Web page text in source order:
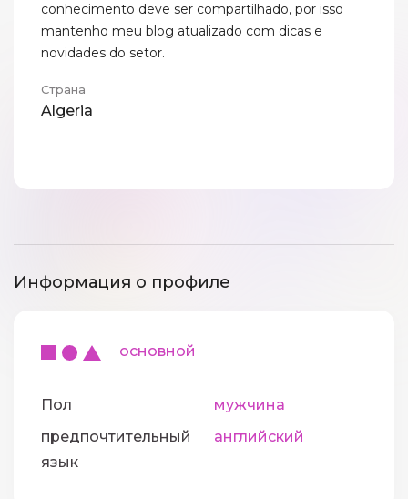
conhecimento deve ser compartilhado, por isso
mantenho meu blog atualizado com dicas e
novidades do setor.
Страна
Algeria
Информация о профиле
основной
Пол
мужчина
предпочтительный
язык
английский